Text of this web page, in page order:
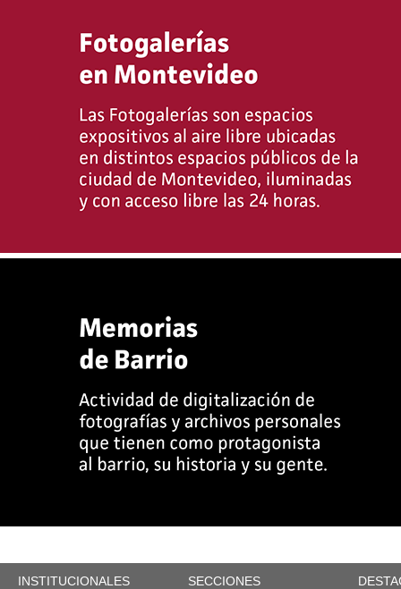
INSTITUCIONALES SECCIONES